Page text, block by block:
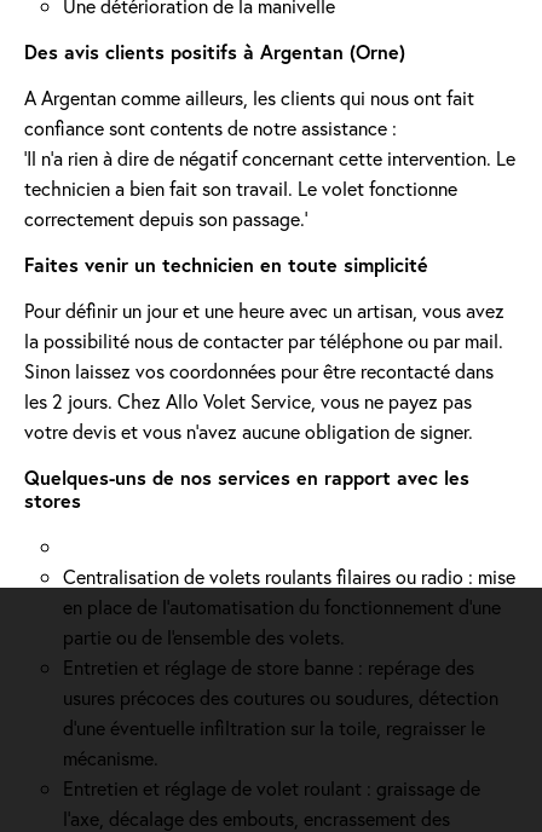
Une détérioration de la manivelle
Des avis clients positifs à Argentan (Orne)
A Argentan comme ailleurs, les clients qui nous ont fait
confiance sont contents de notre assistance :
'Il n’a rien à dire de négatif concernant cette intervention. Le
technicien a bien fait son travail. Le volet fonctionne
correctement depuis son passage.'
Faites venir un technicien en toute simplicité
Pour définir un jour et une heure avec un artisan, vous avez
la possibilité nous de contacter par téléphone ou par mail.
Sinon laissez vos coordonnées pour être recontacté dans
les 2 jours. Chez Allo Volet Service, vous ne payez pas
votre devis et vous n'avez aucune obligation de signer.
Quelques-uns de nos services en rapport avec les
stores
Centralisation de volets roulants filaires ou radio : mise
en place de l'automatisation du fonctionnement d’une
partie ou de l'ensemble des volets.
Entretien et réglage de store banne : repérage des
usures précoces des coutures ou soudures, détection
d'une éventuelle infiltration sur la toile, regraisser le
mécanisme.
Entretien et réglage de volet roulant : graissage de
l’axe, décalage des embouts, encrassement des